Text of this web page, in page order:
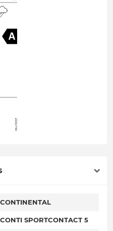
CONTINENTAL
CONTI SPORTCONTACT 5